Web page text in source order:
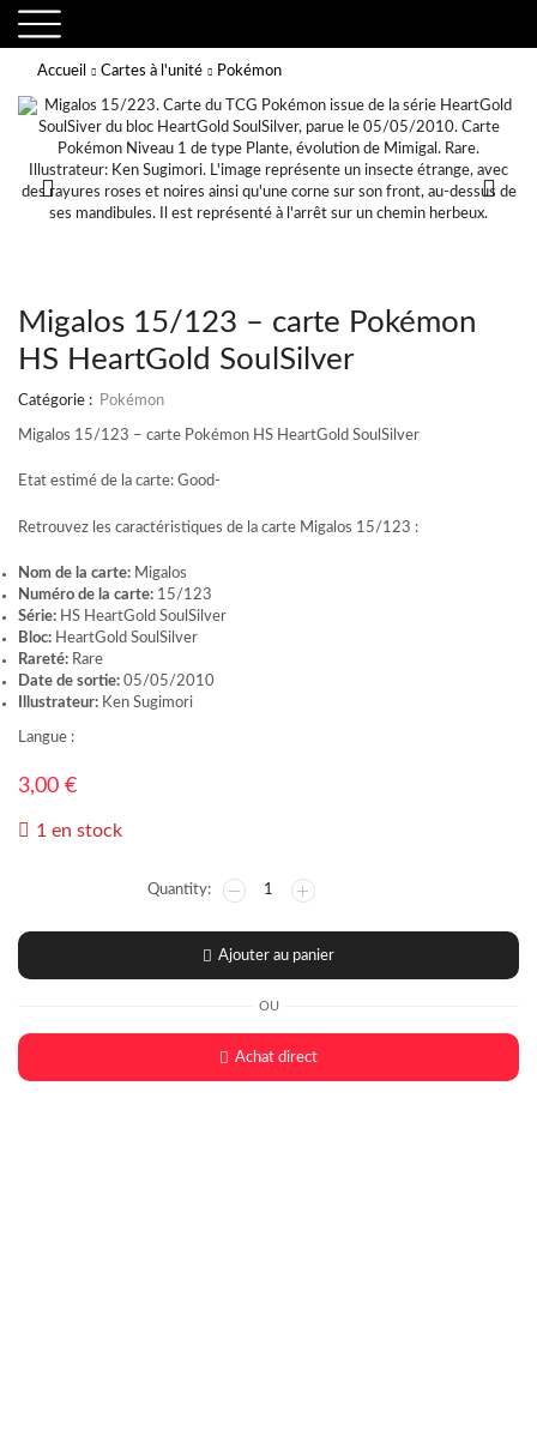
Accueil Cartes à l'unité Pokémon
Migalos 15/123 – carte Pokémon
HS HeartGold SoulSilver
Catégorie : Pokémon
Migalos 15/123 – carte Pokémon HS HeartGold SoulSilver
Etat estimé de la carte: Good-
Retrouvez les caractéristiques de la carte Migalos 15/123 :
Nom de la carte: Migalos
Numéro de la carte: 15/123
Série: HS HeartGold SoulSilver
Bloc: HeartGold SoulSilver
Rareté: Rare
Date de sortie: 05/05/2010
Illustrateur: Ken Sugimori
Langue :
3,00 €
1 en stock
Ajouter au panier
OU
Achat direct